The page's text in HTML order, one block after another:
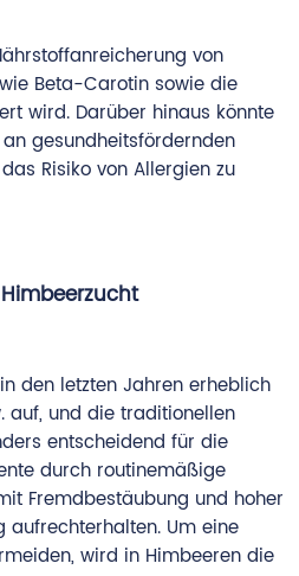
von
Beta-Carotin sowie die
wird. Darüber hinaus könnte
gesundheitsfördernden
Risiko von Allergien zu
den letzten Jahren erheblich
auf, und die traditionellen
entscheidend für die
durch routinemäßige
Fremdbestäubung und hoher
aufrechterhalten. Um eine
wird in Himbeeren die